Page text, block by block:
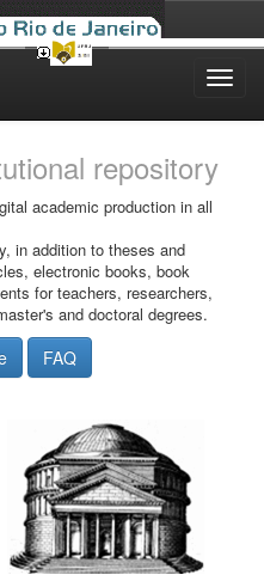
repository
academic production in all
in addition to theses and
electronic books, book
for teachers, researchers,
and doctoral degrees.
FAQ